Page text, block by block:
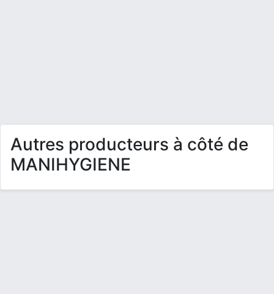
Autres producteurs à côté de
MANIHYGIENE